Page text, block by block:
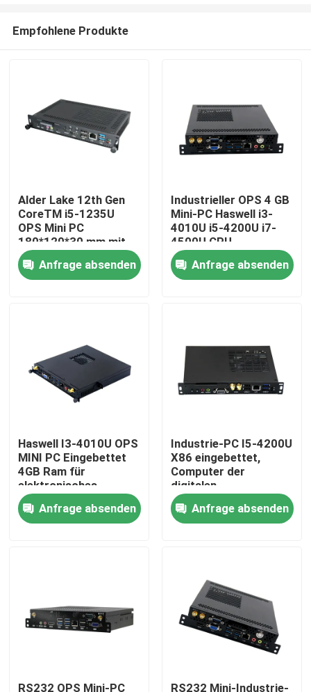
Über uns
Qualitätskontrolle
Kontakt
schroffer Tablet-PC
Empfohlene Produkte
Alder Lake 12th Gen
CoreTM i5-1235U
OPS Mini PC
180*120*30 mm mit
TYPE-C-
Unterstützung 4K-
Display für
Anfrage absenden
Industrieller OPS 4 GB
Mini-PC Haswell i3-
4010U i5-4200U i7-
4500U CPU
Anfrage absenden
Haswell I3-4010U OPS
MINI PC Eingebettet
4GB Ram für
elektronisches
Whiteboard
Anfrage absenden
Industrie-PC I5-4200U
X86 eingebettet,
Computer der
digitalen
Beschilderung mit
WIFIAnfrage absenden
RS232 OPS Mini-PC RS232 Mini-Industrie-